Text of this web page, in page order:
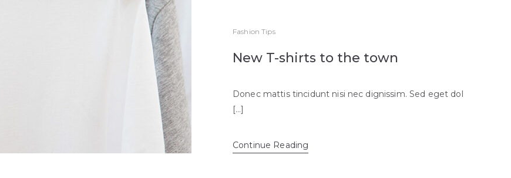
Fashion Tips
New T-shirts to the town
Donec mattis tincidunt nisi nec dignissim. Sed eget dol
[…]
Continue Reading